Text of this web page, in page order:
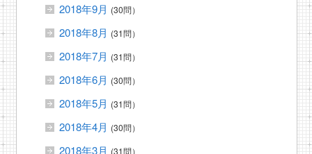
2018年9月 (30問）
2018年8月 (31問）
2018年7月 (31問）
2018年6月 (30問）
2018年5月 (31問）
2018年4月 (30問）
2018年3月 (31問）